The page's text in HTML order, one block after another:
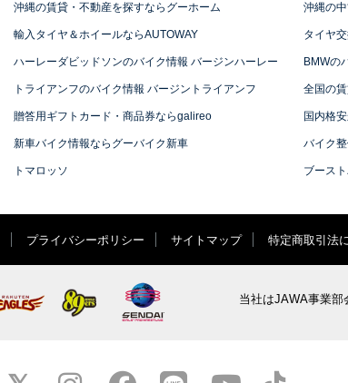
沖縄の賃貸・不動産を探すならグーホーム 沖縄の
輸入タイヤ＆ホイールならAUTOWAY タイヤ
ハーレーダビッドソンのバイク情報 バージンハーレー BMWの
トライアンフのバイク情報 バージントライアンフ 全国の
贈答用ギフトカード・商品券ならgalireo 国内格
新車バイク情報ならグーバイク新車 バイク
トマロッソ ブース
プライバシーポリシー サイトマップ 特定商取引法
当社はJAWA事業部